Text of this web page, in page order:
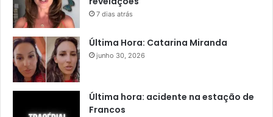
7 dias atrás
Última Hora: Catarina Miranda
junho 30, 2026
Última hora: acidente na estação de
Francos